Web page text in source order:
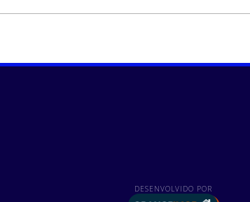
DESENVOLVIDO POR